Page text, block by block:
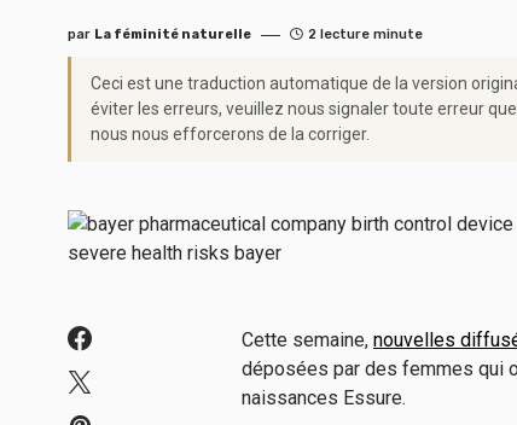
par La féminité naturelle 2 lecture minute
Ceci est une traduction automatique de la version
éviter les erreurs, veuillez nous signaler toute erreur
nous nous efforcerons de la corriger.
Cette semaine, nouvelles
déposées par des femmes qui
naissances Essure.